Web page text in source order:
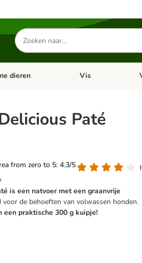
Zoeken
naar
producten
menu: Apotheek
dieren Open categorie
Vis
Paté
from zero to 5: 4.3/5
(
is een natvoer met een graanvrije
de behoeften van volwassen honden.
een praktische 300 g kuipje!